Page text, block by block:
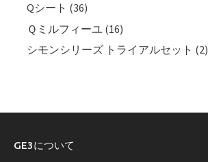
Qシート (36)
Ｑミルフィーユ (16)
シモンシリーズ トライアルセット (2)
GE3について